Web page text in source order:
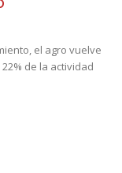
el agro vuelve
de la actividad